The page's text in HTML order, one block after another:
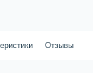
Отзывы